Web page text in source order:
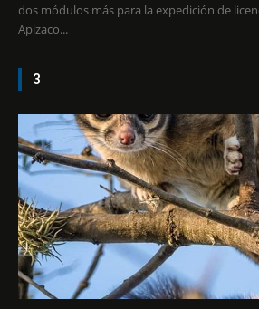
dos módulos más para la expedición de
Apizaco...
3